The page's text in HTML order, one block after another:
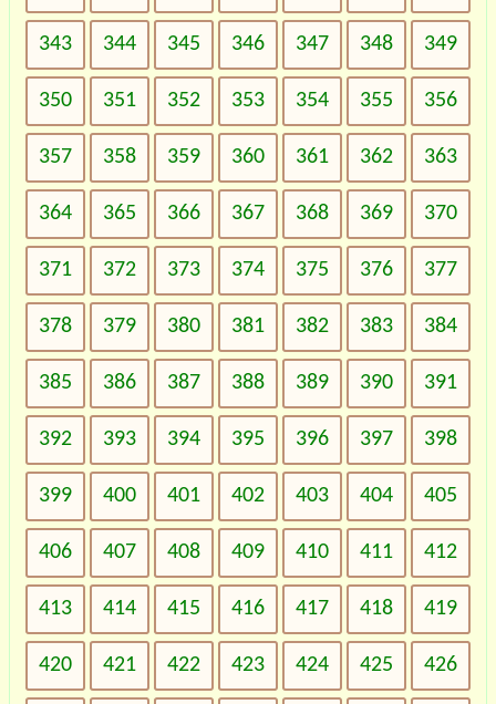
343 344 345 346 347 348 349
350 351 352 353 354 355 356
357 358 359 360 361 362 363
364 365 366 367 368 369 370
371 372 373 374 375 376 377
378 379 380 381 382 383 384
385 386 387 388 389 390 391
392 393 394 395 396 397 398
399 400 401 402 403 404 405
406 407 408 409 410 411 412
413 414 415 416 417 418 419
420 421 422 423 424 425 426